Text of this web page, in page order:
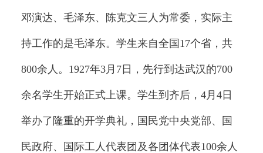
邓演达、毛泽东、陈克文三人为常委，实际主
持工作的是毛泽东。学生来自全国17个省，共
800余人。1927年3月7日，先行到达武汉的700
余名学生开始正式上课。学生到齐后，4月4日
举办了隆重的开学典礼，国民党中央党部、国
民政府、国际工人代表团及各团体代表100余人